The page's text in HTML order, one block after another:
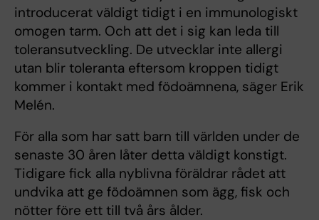
introducerat väldigt tidigt i en immunologiskt
omogen tarm. Och att det i sig kan leda till
toleransutveckling. De utvecklar inte allergi
utan blir toleranta eftersom kroppen tidigt
kommer i kontakt med födoämnena, säger Erik
Melén.
För alla som har satt barn till världen under de
senaste 30 åren låter detta väldigt konstigt.
Tidigare fick alla nyblivna föräldrar rådet att
undvika att ge födoämnen som ägg, fisk och
nötter före ett till två års ålder.